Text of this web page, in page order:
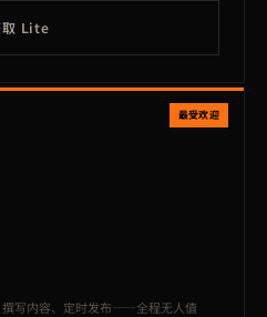
取 Lite
撰写内容、定时发布——全程无人值